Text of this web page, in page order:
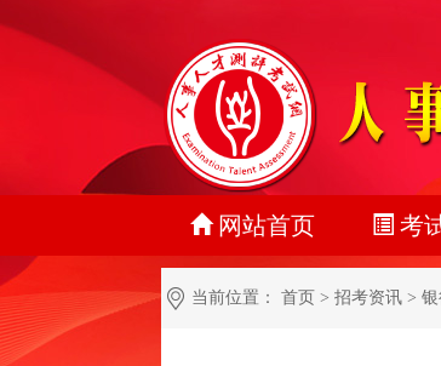
网站首页 考
最新
当前位置： 首页 > 招考资讯 >